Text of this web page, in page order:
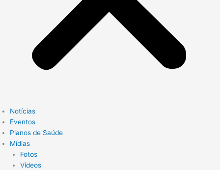
Notícias
Eventos
Planos de Saúde
Mídias
Fotos
Vídeos